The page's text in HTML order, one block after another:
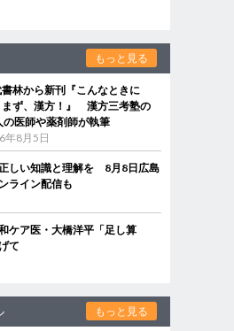
もっと見る
林から新刊『こんなときに
まず、漢方！』 漢方三考塾の
の医師や薬剤師が執筆
年8月5日
しい知識と理解を 8月8日広島
ライン配信も
ケア医・大橋洋平「足し算
て
もっと見る